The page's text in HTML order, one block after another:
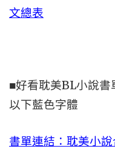
文總表
■好看耽美BL小說書
以下藍色字體
書單連結：耽美小